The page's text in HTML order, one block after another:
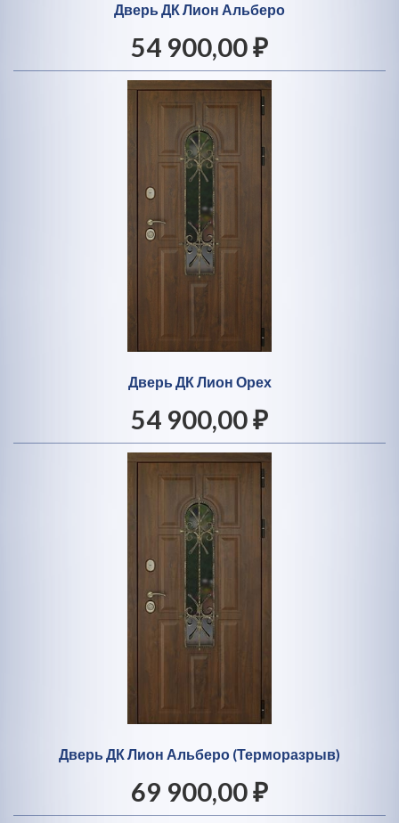
Дверь ДК Лион Альберо
54 900,00 ₽
Дверь ДК Лион Орех
54 900,00 ₽
Дверь ДК Лион Альберо (Терморазрыв)
69 900,00 ₽